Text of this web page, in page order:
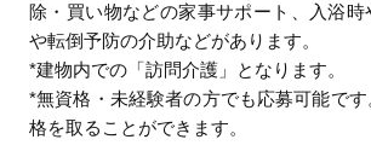
除・買い物などの家事サポート、入浴時
や転倒予防の介助などがあります。
*建物内での「訪問介護」となります。
*無資格・未経験者の方でも応募可能で
格を取ることができます。